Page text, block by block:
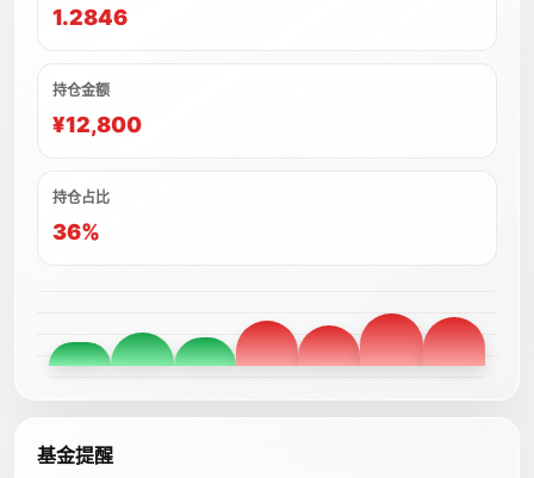
1.2846
持仓金额
¥12,800
持仓占比
36%
基金提醒